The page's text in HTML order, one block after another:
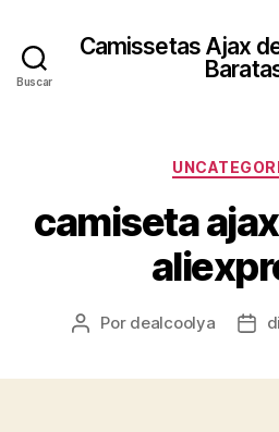
Buscar
Camissetas Ajax
camiseta
Autor
Por dealcoolya